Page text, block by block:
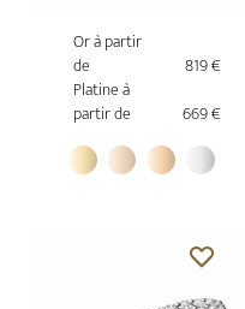
Or à partir
de
819 €
Platine à
partir de
669 €